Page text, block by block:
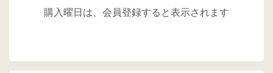
購入曜日は、会員登録すると表示されます